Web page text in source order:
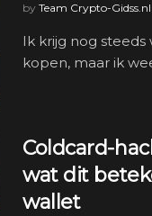
by Team Crypto-Gidss.nl
Ik krijg nog
kopen, maar ik
Coldcard-
wat dit
wallet